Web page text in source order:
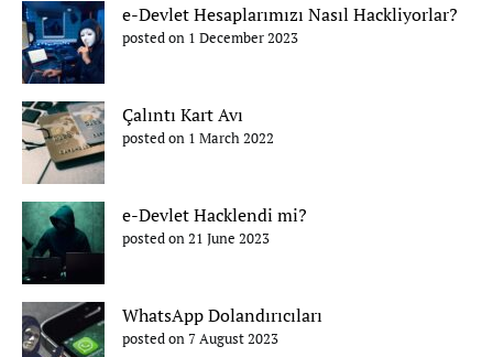
e-Devlet Hesaplarımızı Nasıl Hackliyorlar?
posted on 1 December 2023
Çalıntı Kart Avı
posted on 1 March 2022
e-Devlet Hacklendi mi?
posted on 21 June 2023
WhatsApp Dolandırıcıları
posted on 7 August 2023